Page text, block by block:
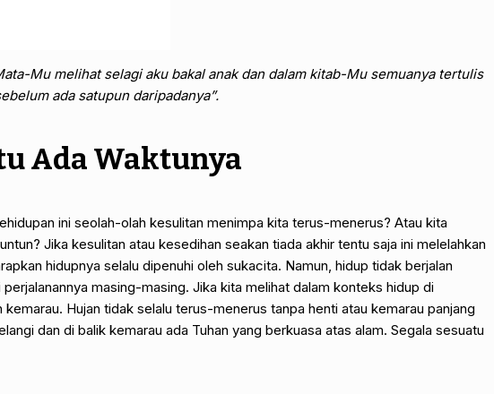
Mu melihat selagi aku bakal anak dan dalam kitab-Mu semuanya tertulis
ada satupun daripadanya”.
Ada Waktunya
ini seolah-olah kesulitan menimpa kita terus-menerus? Atau kita
Jika kesulitan atau kesedihan seakan tiada akhir tentu saja ini melelahkan
hidupnya selalu dipenuhi oleh sukacita. Namun, hidup tidak berjalan
masing-masing. Jika kita melihat dalam konteks hidup di
kemarau. Hujan tidak selalu terus-menerus tanpa henti atau kemarau panjang
dan di balik kemarau ada Tuhan yang berkuasa atas alam. Segala sesuatu